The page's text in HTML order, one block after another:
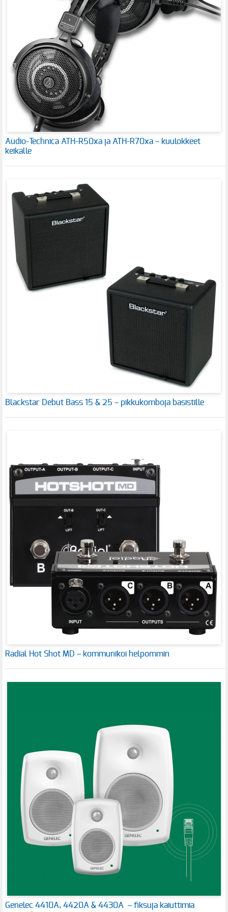
Audio-Technica ATH-R50xa ja ATH-R70xa – kuulokkeet
keikalle
Blackstar Debut Bass 15 & 25 – pikkukomboja basistille
Radial Hot Shot MD – kommunikoi helpommin
Genelec 4410A, 4420A & 4430A – fiksuja kaiuttimia